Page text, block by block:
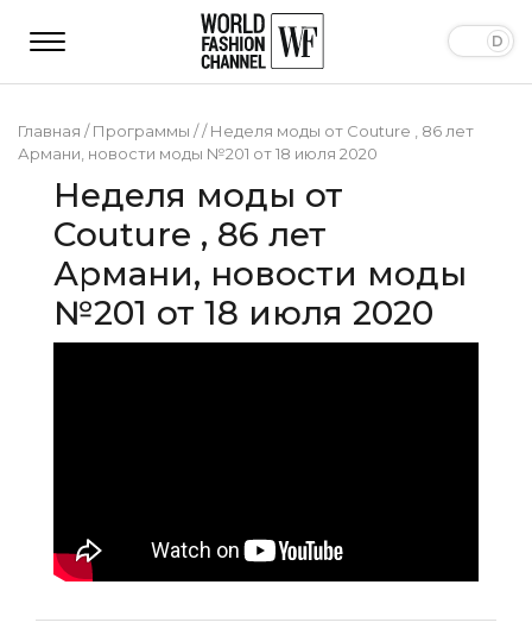
Главная /Программы //Неделя моды от Couture , 86 лет
Армани, новости моды №201 от 18 июля 2020
Неделя моды от
Couture , 86 лет
Армани, новости моды
№201 от 18 июля 2020